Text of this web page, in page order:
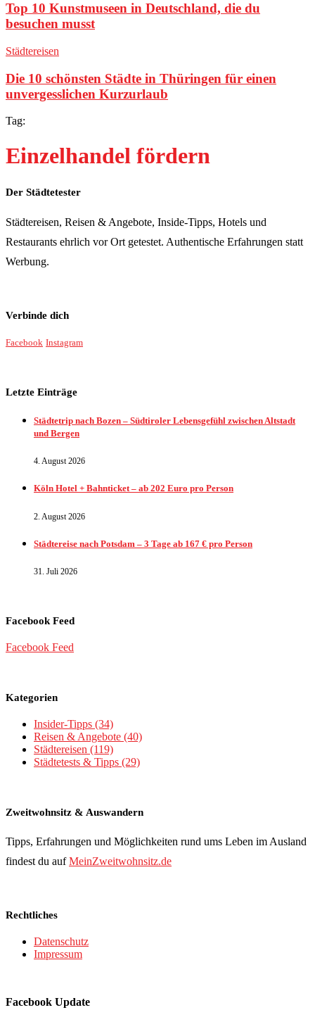
Top 10 Kunstmuseen in Deutschland, die du
besuchen musst
Städtereisen
Die 10 schönsten Städte in Thüringen für einen
unvergesslichen Kurzurlaub
Tag:
Einzelhandel fördern
Der Städtetester
Städtereisen, Reisen & Angebote, Inside-Tipps, Hotels und
Restaurants ehrlich vor Ort getestet. Authentische Erfahrungen statt
Werbung.
Verbinde dich
Facebook Instagram
Letzte Einträge
Städtetrip nach Bozen – Südtiroler Lebensgefühl zwischen Altstadt
und Bergen
4. August 2026
Köln Hotel + Bahnticket – ab 202 Euro pro Person
2. August 2026
Städtereise nach Potsdam – 3 Tage ab 167 € pro Person
31. Juli 2026
Facebook Feed
Facebook Feed
Kategorien
Insider-Tipps (34)
Reisen & Angebote (40)
Städtereisen (119)
Städtetests & Tipps (29)
Zweitwohnsitz & Auswandern
Tipps, Erfahrungen und Möglichkeiten rund ums Leben im Ausland
findest du aufMeinZweitwohnsitz.de
Rechtliches
Datenschutz
Impressum
Facebook Update